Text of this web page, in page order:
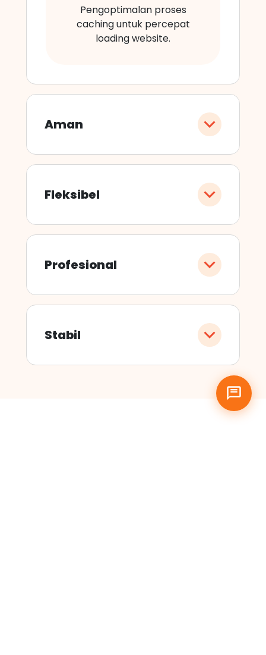
Pengoptimalan proses
caching untuk percepat
loading website.
Aman
Fleksibel
Profesional
Stabil